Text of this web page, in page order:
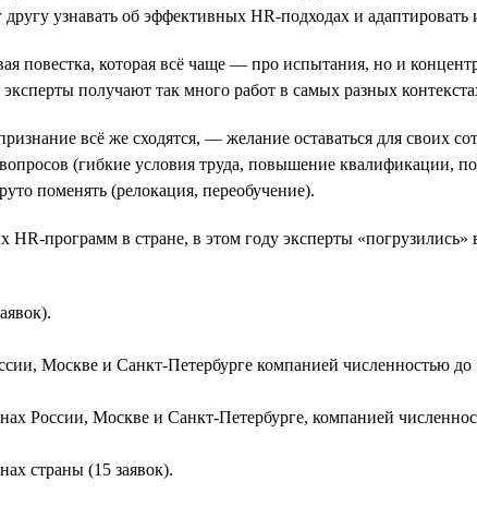
узнавать об эффективных HR-подходах и адаптировать
повестка, которая всё чаще — про испытания, но и
получают так много работ в самых разных
всё же сходятся, — желание оставаться для своих
(гибкие условия труда, повышение квалификации,
поменять (релокация, переобучение).
программ в стране, в этом году эксперты «погрузились»
Москве и Санкт-Петербурге компанией численностью до
России, Москве и Санкт-Петербурге, компанией
страны (15 заявок).